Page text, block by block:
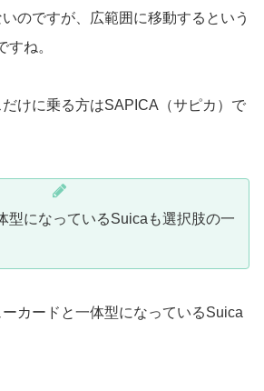
のですが、広範囲に移動するという
すね。
けに乗る方はSAPICA（サピカ）で
型になっているSuicaも選択肢の一
カードと一体型になっているSuica